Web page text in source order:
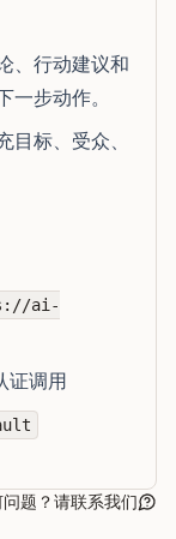
、行动建议和
步动作。
标、受众、
ai-
证调用
题？请联系我们